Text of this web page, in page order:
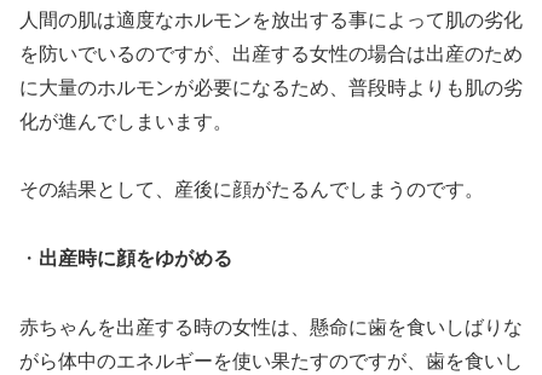
人間の肌は適度なホルモンを放出する事によって肌の劣化
を防いでいるのですが、出産する女性の場合は出産のため
に大量のホルモンが必要になるため、普段時よりも肌の劣
化が進んでしまいます。
その結果として、産後に顔がたるんでしまうのです。
・ 出産時に顔をゆがめる
赤ちゃんを出産する時の女性は、懸命に歯を食いしばりな
がら体中のエネルギーを使い果たすのですが、歯を食いし